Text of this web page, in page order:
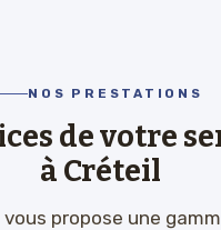
NOS PRESTATIONS
de votre
à Créteil
propose une